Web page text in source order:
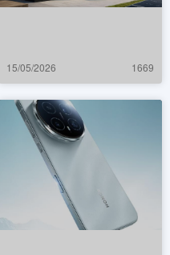
15/05/2026 1669